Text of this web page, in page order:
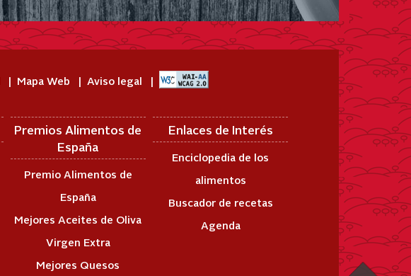
Mapa Web Aviso legal
Premios Alimentos de
España
Premio Alimentos de
España
Mejores Aceites de Oliva
Virgen Extra
Mejores Quesos
Enlaces de Interés
Enciclopedia de los
alimentos
Buscador de recetas
Agenda